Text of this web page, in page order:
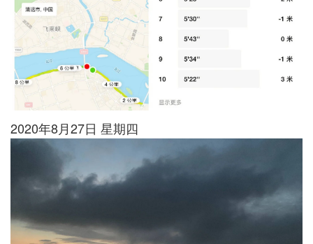
2020年8月27日 星期四